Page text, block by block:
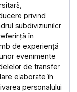
privind
subdiviziunilor
în
de experiență
evenimente
de transfer
elaborate în
personalului